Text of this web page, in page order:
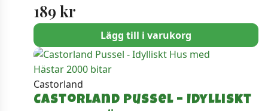
189 kr
Lägg till i varukorg
Castorland
Castorland Pussel – Idylliskt